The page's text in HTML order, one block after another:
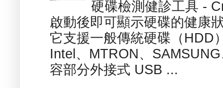
硬碟檢測健診工具 -
啟動後即可顯示硬碟的健康
它支援一般傳統硬碟（HDD
Intel、MTRON、
容部分外接式 USB ...